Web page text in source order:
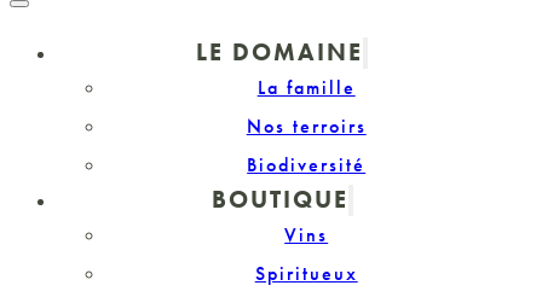
LE DOMAINE
La famille
Nos terroirs
Biodiversité
BOUTIQUE
Vins
Spiritueux